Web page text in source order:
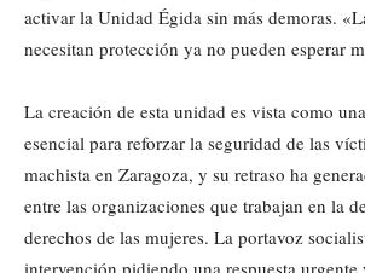
activar la Unidad Égida sin más demoras.
necesitan protección ya no pueden esperar
La creación de esta unidad es vista como
esencial para reforzar la seguridad de las
machista en Zaragoza, y su retraso ha
entre las organizaciones que trabajan en la
derechos de las mujeres. La portavoz